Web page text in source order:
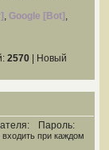
, Google [Bot] ,
2570 | Новый
Пароль:
при каждом